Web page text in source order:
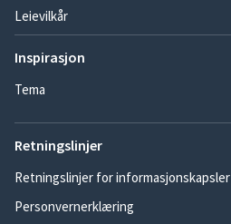
Leievilkår
Inspirasjon
Tema
Retningslinjer
Retningslinjer for informasjonskapsler
Personvernerklæring